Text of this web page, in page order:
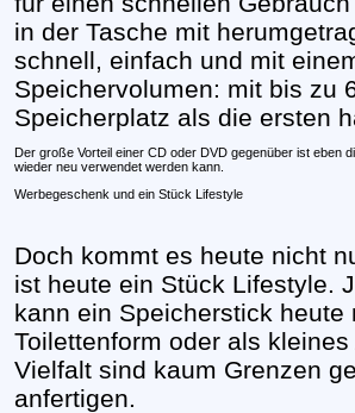
in der Tasche mit
schnell, einfach und mit
Speichervolumen: mit bis zu
Speicherplatz als die ersten
Der große Vorteil einer CD oder DVD gegenüber ist eben
wieder neu verwendet werden kann.
Werbegeschenk und ein Stück Lifestyle
Doch kommt es heute nicht
ist heute ein Stück Lifestyle.
kann ein Speicherstick
Toilettenform oder als
Vielfalt sind kaum Grenzen
anfertigen.